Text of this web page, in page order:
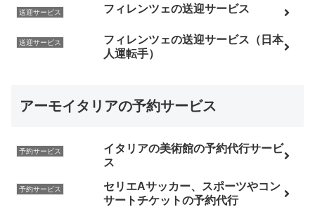
送迎サービス フィレンツェの送迎サービス
送迎サービス
フィレンツェの送迎サービス（日本
人運転手）
アーモイタリアの予約サービス
予約サービス
イタリアの美術館の予約代行サービ
ス
予約サービス
セリエAサッカー、スポーツやコン
サートチケットの予約代行